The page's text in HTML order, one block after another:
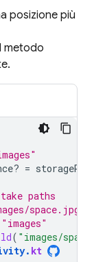
posizione più
metodo
= storageRef
paths
space.jpg
( "images/
. kt